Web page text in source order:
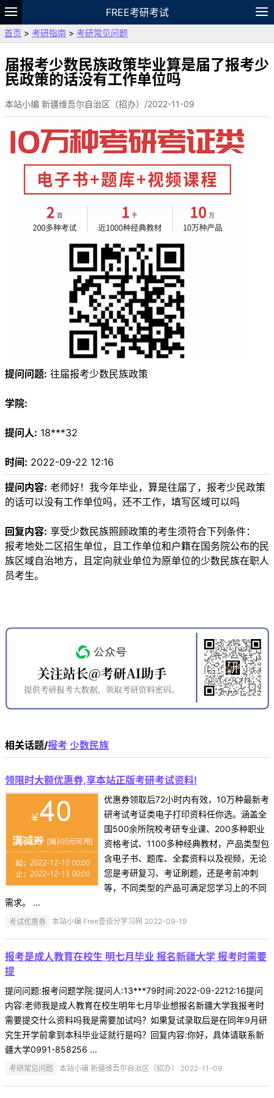
FREE考研考试
题库
故事 专题 APP
VIP
资料
首页 > 考研指南 > 考研常见问题
届报考少数民族政策毕业算是届了报考少
民政策的话没有工作单位吗
本站小编 新疆维吾尔自治区（招办）/2022-11-09
提问问题: 往届报考少数民族政策
学院:
提问人: 18***32
时间: 2022-09-22 12:16
提问内容: 老师好！我今年毕业，算是往届了，报考少民政策
的话可以没有工作单位吗，还不工作，填写区域可以吗
回复内容: 享受少数民族照顾政策的考生须符合下列条件：
报考地处二区招生单位，且工作单位和户籍在国务院公布的民
族区域自治地方，且定向就业单位为原单位的少数民族在职人
员考生。
相关话题/报考 少数民族
领限时大额优惠券,享本站正版考研考试资料!
优惠券领取后72小时内有效，10万种最新考
研考试考证类电子打印资料任你选。涵盖全
国500余所院校考研专业课、200多种职业
资格考试、1100多种经典教材，产品类型包
含电子书、题库、全套资料以及视频，无论
您是考研复习、考证刷题，还是考前冲刺
等，不同类型的产品可满足您学习上的不同
需求。 ...
考试优惠券 本站小编 Free壹佰分学习网 2022-09-19
报考是成人教育在校生 明七月毕业 报名新疆大学 报考时需要
提
提问问题:报考问题学院:提问人:13***79时间:2022-09-2212:16提问
内容:老师我是成人教育在校生明年七月毕业想报名新疆大学我报考时
需要提交什么资料吗我是需要加试吗？如果复试录取后是在同年9月研
究生开学前拿到本科毕业证就行是吗？回复内容:你好，具体请联系新
疆大学0991-858256 ...
考研常见问题 本站小编 新疆维吾尔自治区（招办） 2022-11-09